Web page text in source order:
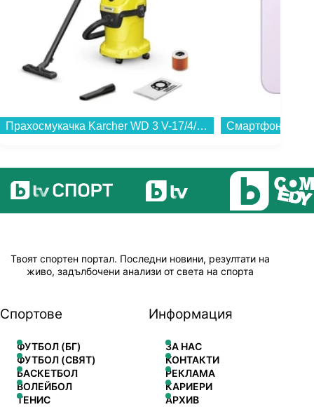
Прахосмукачка Karcher WD 3 V-17/4/20 (16281270/16281300)...
Твоят спортен портал. Последни новини, резултати на
живо, задълбочени анализи от света на спорта
Спортове
ФУТБОЛ (БГ)
ФУТБОЛ (СВЯТ)
БАСКЕТБОЛ
ВОЛЕЙБОЛ
ТЕНИС
Информация
ЗА НАС
КОНТАКТИ
РЕКЛАМА
КАРИЕРИ
АРХИВ